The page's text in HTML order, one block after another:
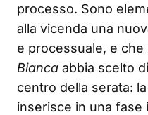
processo. Sono
alla vicenda una
e processuale, e
Bianca abbia scelto
centro della serata:
inserisce in una fase